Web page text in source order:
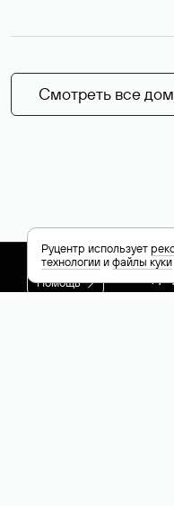
Смотреть все
Помощь +7
Руцентр использует
технологииифайлы куки